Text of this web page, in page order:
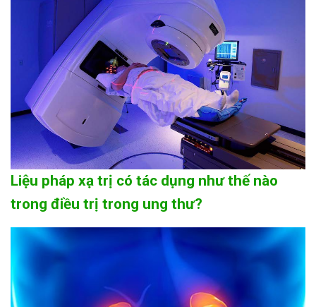
Liệu pháp xạ trị có tác dụng như thế nào
trong điều trị trong ung thư?